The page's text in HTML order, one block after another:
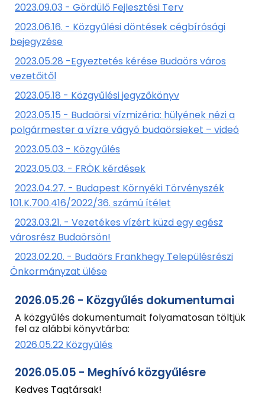
2023.09.03 - Gördülő Fejlesztési Terv
2023.06.16. - Közgyűlési döntések cégbírósági
bejegyzése
2023.05.28 -Egyeztetés kérése Budaörs város
vezetőitől
2023.05.18 - Közgyűlési jegyzőkönyv
2023.05.15 - Budaörsi vízmizéria: hülyének nézi a
polgármester a vízre vágyó budaörsieket – videó
2023.05.03 - Közgyűlés
2023.05.03. - FRÖK kérdések
2023.04.27. - Budapest Környéki Törvényszék
101.K.700.416/2022/36. számú ítélet
2023.03.21. - Vezetékes vízért küzd egy egész
városrész Budaörsön!
2023.02.20. - Budaörs Frankhegy Településrészi
Önkormányzat ülése
2026.05.26 - Közgyűlés dokumentumai
A közgyűlés dokumentumait folyamatosan töltjük
fel az alábbi könyvtárba:
2026.05.22 Közgyűlés
2026.05.05 - Meghívó közgyűlésre
Kedves Tagtársak!